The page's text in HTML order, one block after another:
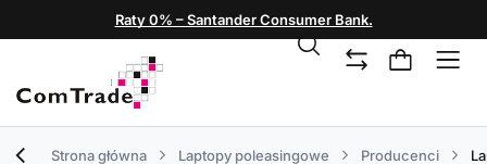
Raty 0% – Santander Consumer Bank.
Strona główna Laptopy poleasingowe Producenci